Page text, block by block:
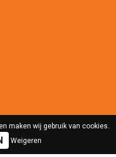
maken wij gebruik van cookies.
Weigeren